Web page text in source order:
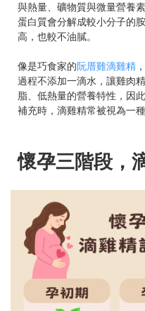
與熱量、礦物質與微量營養
蛋白質會分解成較小分子的
高，也較不油膩。
像是巧食家的阮厝雞滴雞精
過程不添加一滴水，讓雞肉
脂、低熱量的營養特性，因
補充時，滴雞精常被視為一
懷孕三階段，